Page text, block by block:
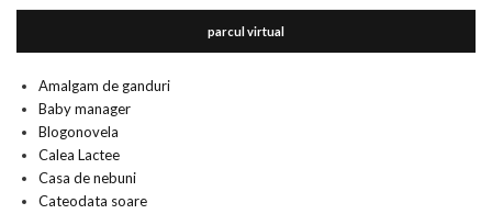
parcul virtual
Amalgam de ganduri
Baby manager
Blogonovela
Calea Lactee
Casa de nebuni
Cateodata soare